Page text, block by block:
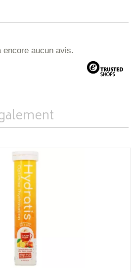
encore aucun avis.